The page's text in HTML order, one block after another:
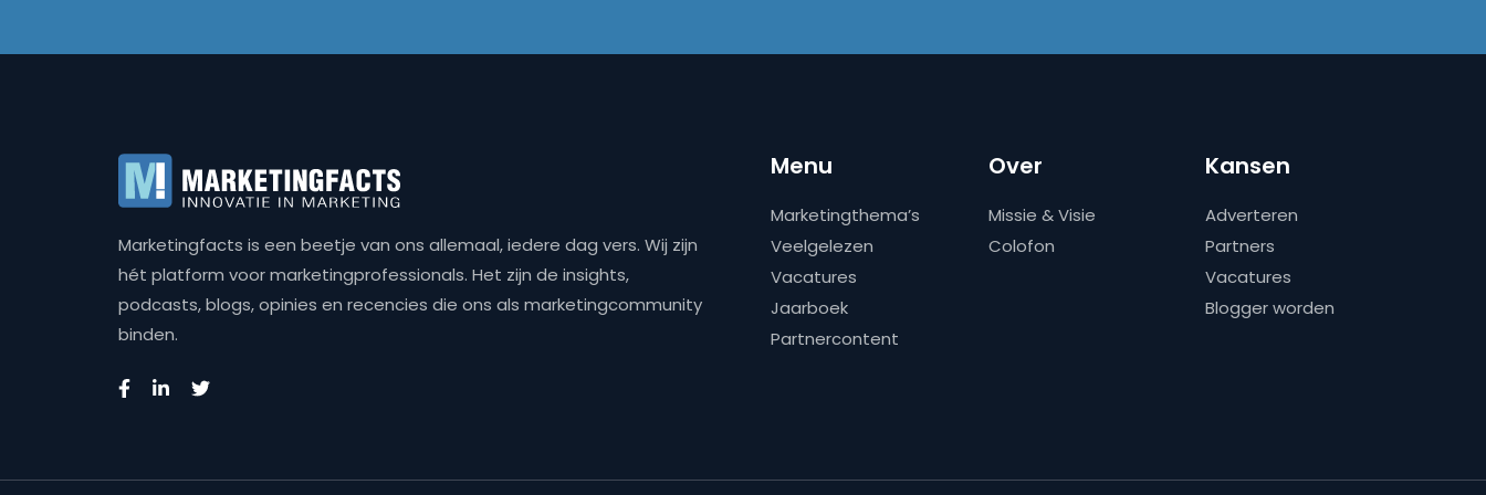
Marketingfacts is een beetje van ons allemaal, iedere dag vers. Wij zijn
hét platform voor marketingprofessionals. Het zijn de insights,
podcasts, blogs, opinies en recencies die ons als marketingcommunity
binden.
Menu
Marketingthema’s
Veelgelezen
Vacatures
Jaarboek
Partnercontent
Over
Missie & Visie
Colofon
Kansen
Adverteren
Partners
Vacatures
Blogger worden